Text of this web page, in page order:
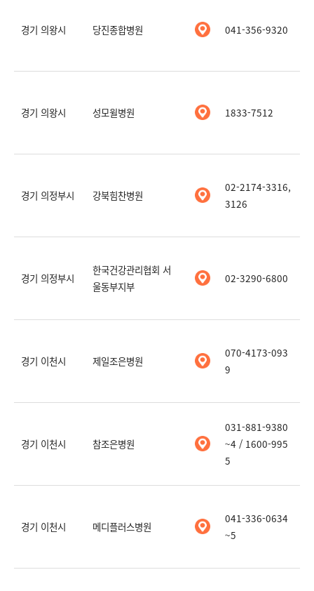
경기 의왕시 당진종합병원 041-356-9320
경기 의왕시 성모윌병원 1833-7512
경기 의정부시 강북힘찬병원
02-2174-3316,
3126
경기 의정부시
한국건강관리협회 서
울동부지부
02-3290-6800
경기 이천시 제일조은병원
070-4173-093
9
경기 이천시 참조은병원
031-881-9380
~4 / 1600-995
5
경기 이천시 메디플러스병원
041-336-0634
~5